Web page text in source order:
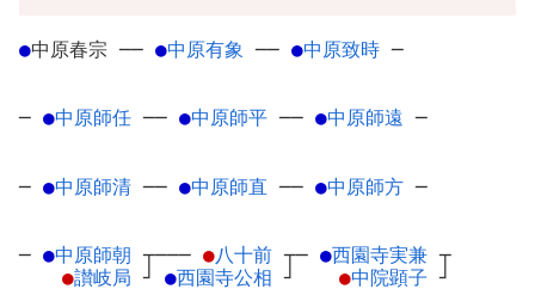
●中原春宗 ── ●中原有象 ── ●中原致時 ─
─ ●中原師任 ── ●中原師平 ── ●中原師遠 ─
─ ●中原師清 ── ●中原師直 ── ●中原師方 ─
─ ●中原師朝 ┬
●讃岐局 ┘
─── ●八十前 ┬
●西園寺公相 ┘
─ ●西園寺実兼 ┬
●中院顕子 ┘